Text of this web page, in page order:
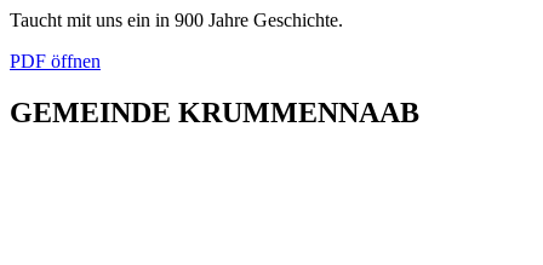
Taucht mit uns ein in 900 Jahre Geschichte.
PDF öffnen
GEMEINDE KRUMMENNAAB